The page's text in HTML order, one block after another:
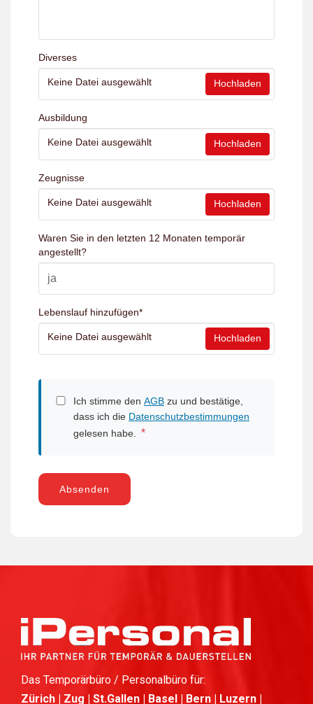
Diverses
Keine Datei ausgewählt Hochladen
Ausbildung
Keine Datei ausgewählt Hochladen
Zeugnisse
Keine Datei ausgewählt Hochladen
Waren Sie in den letzten 12 Monaten temporär
angestellt?
Lebenslauf hinzufügen*
Keine Datei ausgewählt Hochladen
Ich stimme den AGB zu und bestätige,
dass ich die Datenschutzbestimmungen
gelesen habe.
*
Absenden
Das Temporärbüro / Personalbüro für:
Zürich | Zug | St.Gallen | Basel | Bern | Luzern |